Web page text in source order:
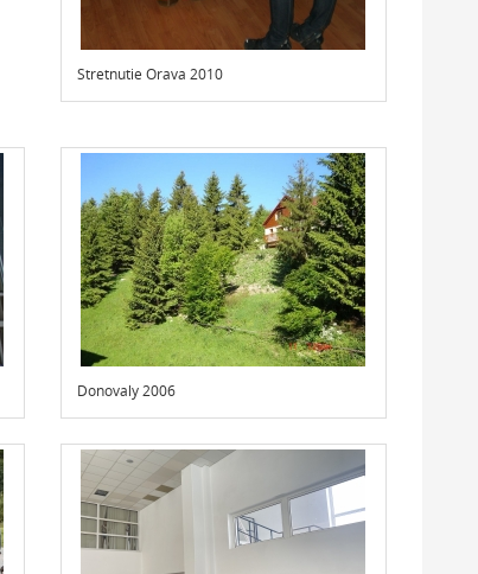
Stretnutie Orava 2010
Donovaly 2006